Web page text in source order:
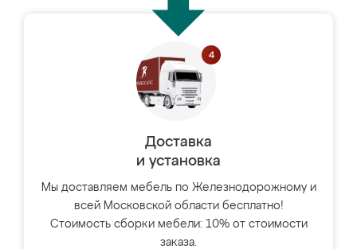
Доставка
и установка
Мы доставляем мебель по Железнодорожному и
всей Московской области бесплатно!
Стоимость сборки мебели: 10% от стоимости
заказа.